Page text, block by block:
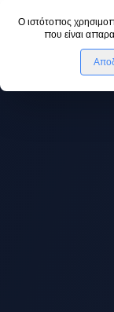
Ο ιστότοπος
που είναι